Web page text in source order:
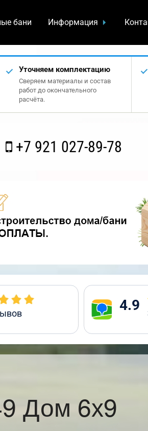
бани Информация
Уточняем комплектацию
Сверяем материалы и состав
работ до окончательного
расчёта.
+7 921 027-89-78
4.9
Дом 6х9